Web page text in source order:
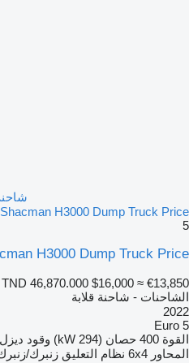
Shacman H3000 Dump Truck Price
5
H3000 Dump Truck Price
TND 46,870.000 $16,000 ≈ €13,850
الشاحنات - شاحنة قلابة
2022
Euro 5
القوة 400 حصان (294 kW) وقود
المحاور 6x4 نظام التعليق زنبرك/